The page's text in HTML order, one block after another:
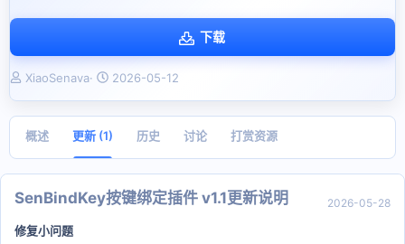
下载
作
XiaoSenava
创
2026-05-12
概述 更新 (1) 历史 讨论 打赏资源
SenBindKey按键绑定插件 v1.1更新说明 2026-05-28
修复小问题